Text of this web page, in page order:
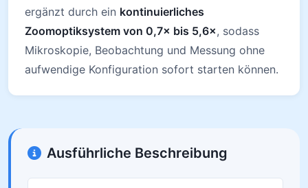
ergänzt durch ein kontinuierliches
Zoomoptiksystem von 0,7× bis 5,6×, sodass
Mikroskopie, Beobachtung und Messung ohne
aufwendige Konfiguration sofort starten können.
Ausführliche Beschreibung